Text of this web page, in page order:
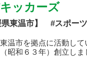
ッカーズ
県東温市】 #スポー
温市を拠点に活動し
昭和６３年）創立しま